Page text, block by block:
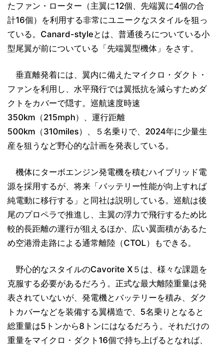
たファン・ローター（主翼に12個、先端翼に4個の合
計16個）を利用する非常にユニークなスタイルを狙っ
ている。Canard-styleとは、普通後ろについている小
型尾翼が前についている「先端翼型機体」をさす。
垂直離発着には、翼内に備えたマイクロ・ダクト・
ファンを利用し、水平飛行では翼抵抗を減らすためダ
クトをカバーで隠す。巡航速度時速
350km（215mph）、運行距離
500km（310miles）、５名乗りで、2024年に少量生
産を狙うなど野心的な計画を発表している。
機体にターボエンジン発電機を積むハイブリッド電
源を採用するが、将来「バッテリー性能が向上すれば
純電動に移行する」と同社は説明している。巡航は後
尾のプロペラで推進し、主翼の浮力で飛行するため比
較的長距離の運行が狙えるほか、広い翼面積があるた
め空港滑走路による通常離陸（CTOL）もできる。
野心的なスタイルのCavorite X５は、様々な課題を
克服する必要があるだろう。正式な最大離陸重量は発
表されていないが、発電機とバッテリーを積み、ダク
トカバーなどを装備する翼構造で、5名乗りとなると
総重量は5トンから8トンにはなるだろう。それだけの
重量をマイクロ・ダクト16個で持ち上げるとなれば、